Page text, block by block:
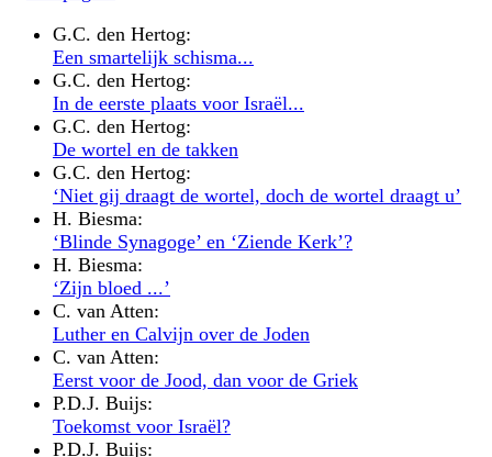
G.C. den Hertog:
Een smartelijk schisma...
G.C. den Hertog:
In de eerste plaats voor Israël...
G.C. den Hertog:
De wortel en de takken
G.C. den Hertog:
‘Niet gij draagt de wortel, doch de wortel draagt u’
H. Biesma:
‘Blinde Synagoge’ en ‘Ziende Kerk’?
H. Biesma:
‘Zijn bloed ...’
C. van Atten:
Luther en Calvijn over de Joden
C. van Atten:
Eerst voor de Jood, dan voor de Griek
P.D.J. Buijs:
Toekomst voor Israël?
P.D.J. Buijs: